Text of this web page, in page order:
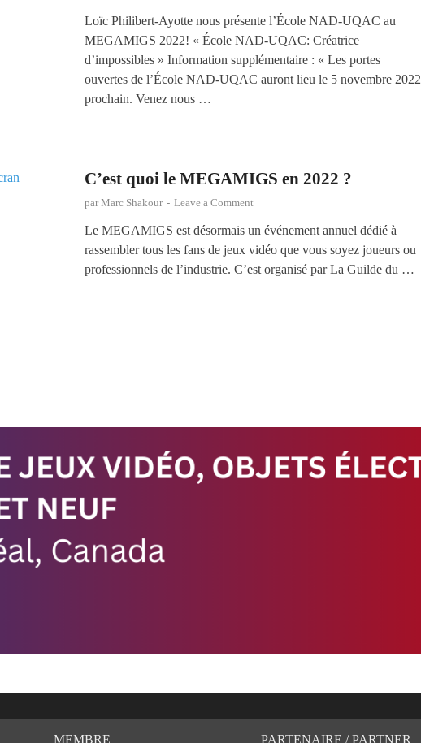
Loïc Philibert-Ayotte nous présente l’École NAD-UQAC au
MEGAMIGS 2022! « École NAD-UQAC: Créatrice
d’impossibles » Information supplémentaire : « Les portes
ouvertes de l’École NAD-UQAC auront lieu le 5 novembre 2022
prochain. Venez nous …
C’est quoi le MEGAMIGS en 2022 ?
parMarc Shakour - Leave a Comment
Le MEGAMIGS est désormais un événement annuel dédié à
rassembler tous les fans de jeux vidéo que vous soyez joueurs ou
professionnels de l’industrie. C’est organisé par La Guilde du …
MEMBRE PARTENAIRE / PARTNER